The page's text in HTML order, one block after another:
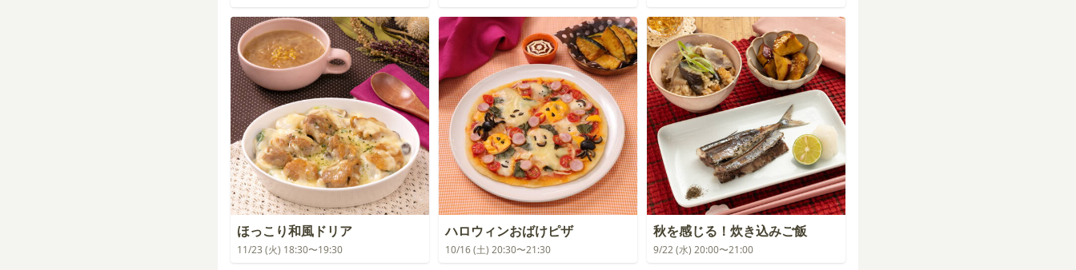
ほっこり和風ドリア
11/23 (火) 18:30〜19:30
ハロウィンおばけピザ
10/16 (土) 20:30〜21:30
秋を感じる！炊き込みご飯
9/22 (水) 20:00〜21:00